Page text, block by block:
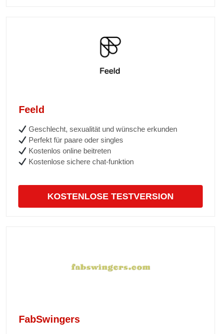
Feeld
Geschlecht, sexualität und wünsche erkunden
Perfekt für paare oder singles
Kostenlos online beitreten
Kostenlose sichere chat-funktion
KOSTENLOSE TESTVERSION
FabSwingers